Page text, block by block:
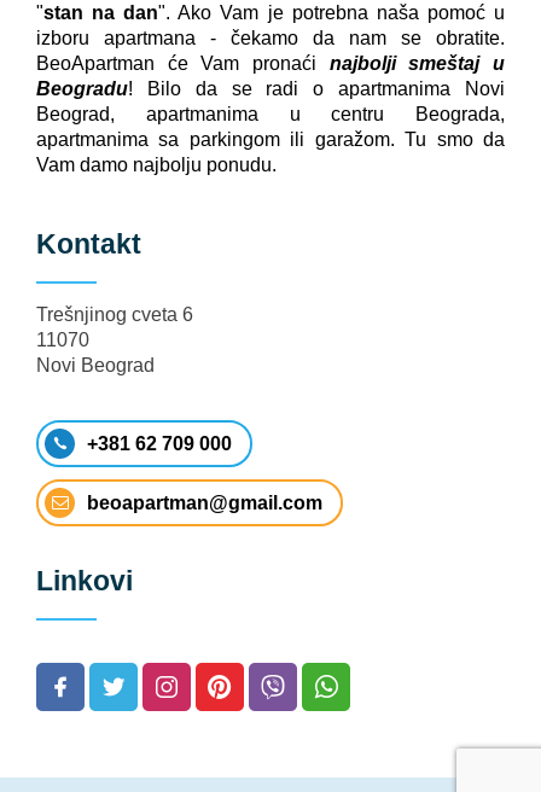
"stan na dan". Ako Vam je potrebna naša pomoć u
izboru apartmana - čekamo da nam se obratite.
BeoApartman će Vam pronaći najbolji smeštaj u
Beogradu! Bilo da se radi o apartmanima Novi
Beograd, apartmanima u centru Beograda,
apartmanima sa parkingom ili garažom. Tu smo da
Vam damo najbolju ponudu.
Kontakt
Trešnjinog cveta 6
11070
Novi Beograd
+381 62 709 000
beoapartman@gmail.com
Linkovi